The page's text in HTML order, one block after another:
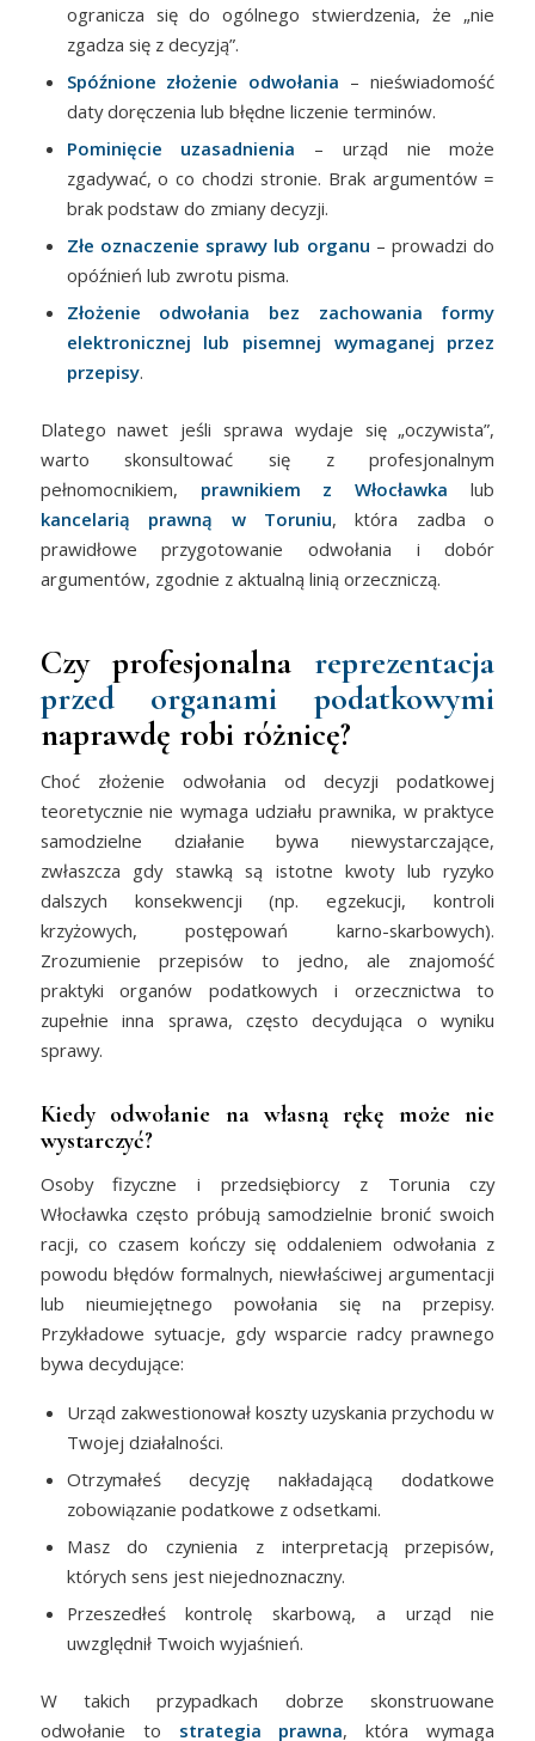
ogranicza się do ogólnego stwierdzenia, że „nie
zgadza się z decyzją”.
Spóźnione złożenie odwołania – nieświadomość
daty doręczenia lub błędne liczenie terminów.
Pominięcie uzasadnienia – urząd nie może
zgadywać, o co chodzi stronie. Brak argumentów =
brak podstaw do zmiany decyzji.
Złe oznaczenie sprawy lub organu – prowadzi do
opóźnień lub zwrotu pisma.
Złożenie odwołania bez zachowania formy
elektronicznej lub pisemnej wymaganej przez
przepisy.
Dlatego nawet jeśli sprawa wydaje się „oczywista”,
warto skonsultować się z profesjonalnym
pełnomocnikiem, prawnikiem z Włocławkalub
kancelarią prawną w Toruniu, która zadba o
prawidłowe przygotowanie odwołania i dobór
argumentów, zgodnie z aktualną linią orzeczniczą.
Czy profesjonalna reprezentacja
przed organami podatkowymi
naprawdę robi różnicę?
Choć złożenie odwołania od decyzji podatkowej
teoretycznie nie wymaga udziału prawnika, w praktyce
samodzielne działanie bywa niewystarczające,
zwłaszcza gdy stawką są istotne kwoty lub ryzyko
dalszych konsekwencji (np. egzekucji, kontroli
krzyżowych, postępowań karno-skarbowych).
Zrozumienie przepisów to jedno, ale znajomość
praktyki organów podatkowych i orzecznictwa to
zupełnie inna sprawa, często decydująca o wyniku
sprawy.
Kiedy odwołanie na własną rękę może nie
wystarczyć?
Osoby fizyczne i przedsiębiorcy z Torunia czy
Włocławka często próbują samodzielnie bronić swoich
racji, co czasem kończy się oddaleniem odwołania z
powodu błędów formalnych, niewłaściwej argumentacji
lub nieumiejętnego powołania się na przepisy.
Przykładowe sytuacje, gdy wsparcie radcy prawnego
bywa decydujące:
Urząd zakwestionował koszty uzyskania przychodu w
Twojej działalności.
Otrzymałeś decyzję nakładającą dodatkowe
zobowiązanie podatkowe z odsetkami.
Masz do czynienia z interpretacją przepisów,
których sens jest niejednoznaczny.
Przeszedłeś kontrolę skarbową, a urząd nie
uwzględnił Twoich wyjaśnień.
W takich przypadkach dobrze skonstruowane
odwołanie to strategia prawna, która wymaga